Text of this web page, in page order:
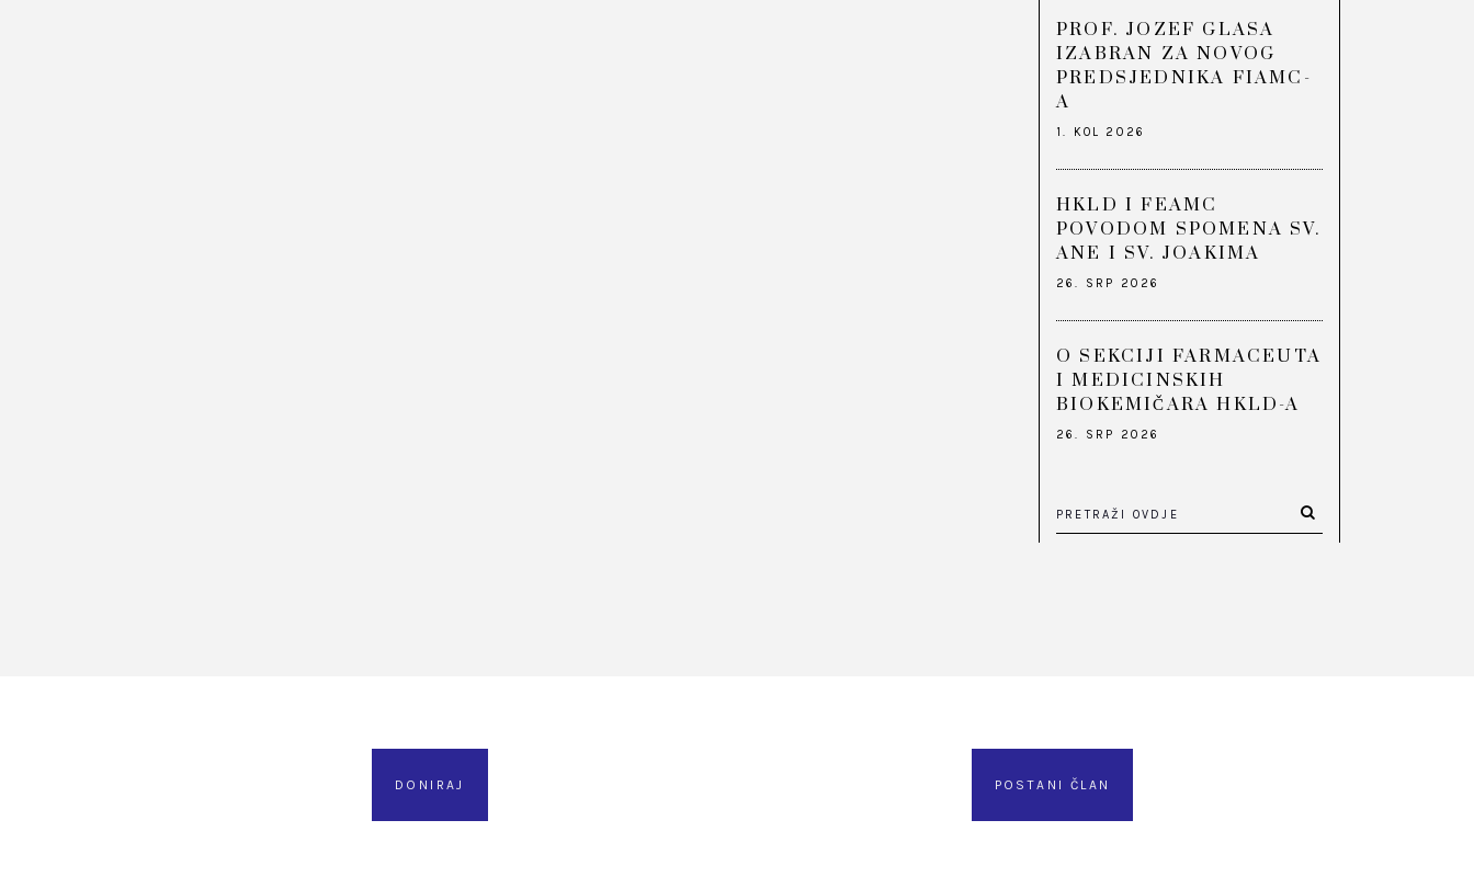
PROF. JOZEF GLASA
IZABRAN ZA NOVOG
PREDSJEDNIKA FIAMC-
A
1. KOL 2026
HKLD I FEAMC
POVODOM SPOMENA SV.
ANE I SV. JOAKIMA
26. SRP 2026
O SEKCIJI FARMACEUTA
I MEDICINSKIH
BIOKEMIČARA HKLD-A
26. SRP 2026
DONIRAJ POSTANI ČLAN